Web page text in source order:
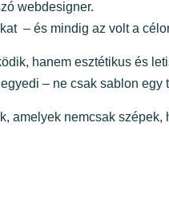
webdesigner.
– és mindig az volt a
hanem esztétikus és
– ne csak sablon egy
amelyek nemcsak